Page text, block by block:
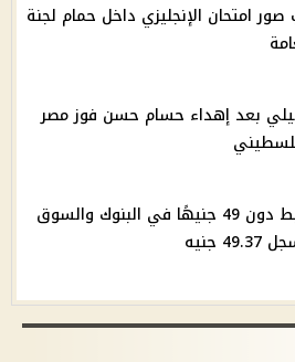
امتحان الإنجليزي داخل حمام لجنة
بعد إهداء حسام حسن فوز مصر
الدولار يهبط دون 49 جنيهًا في البنوك والسوق
جنيه